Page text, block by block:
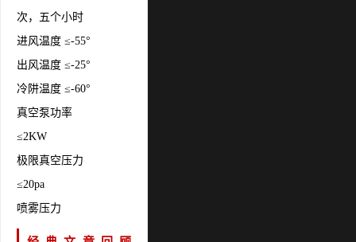
次，五个小时
进风温度 ≤-55°
出风温度 ≤-25°
冷阱温度 ≤-60°
真空泵功率
≤2KW
极限真空压力
≤20pa
喷雾压力